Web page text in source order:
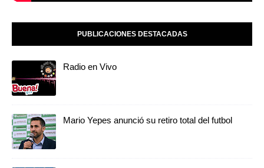
PUBLICACIONES DESTACADAS
Radio en Vivo
Mario Yepes anunció su retiro total del futbol